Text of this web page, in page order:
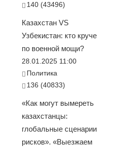
140 (43496)
Казахстан VS
Узбекистан: кто круче
по военной мощи?
28.01.2025 11:00
Политика
136 (40833)
«Как могут вымереть
казахстанцы:
глобальные сценарии
рисков». «Выезжаем